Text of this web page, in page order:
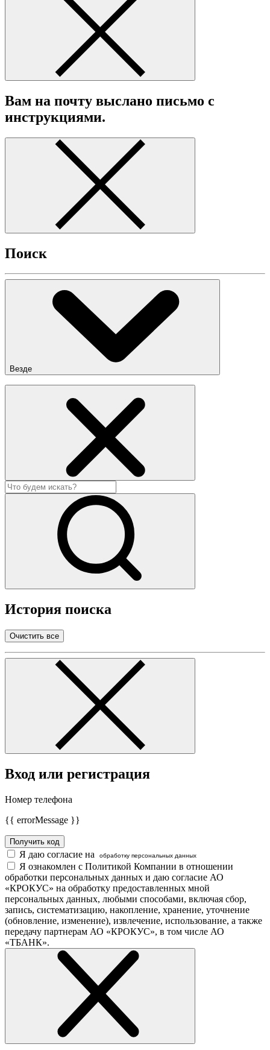
Вам на почту выслано письмо с
инструкциями.
Поиск
Везде
История поиска
Очистить все
Вход или регистрация
Номер телефона
{{ errorMessage }}
Получить код
Я даю согласие на обработку персональных данных
Я ознакомлен с Политикой Компании в отношении
обработки персональных данных и даю согласие АО
«КРОКУС» на обработку предоставленных мной
персональных данных, любыми способами, включая сбор,
запись, систематизацию, накопление, хранение, уточнение
(обновление, изменение), извлечение, использование, а также
передачу партнерам АО «КРОКУС», в том числе АО
«ТБАНК».